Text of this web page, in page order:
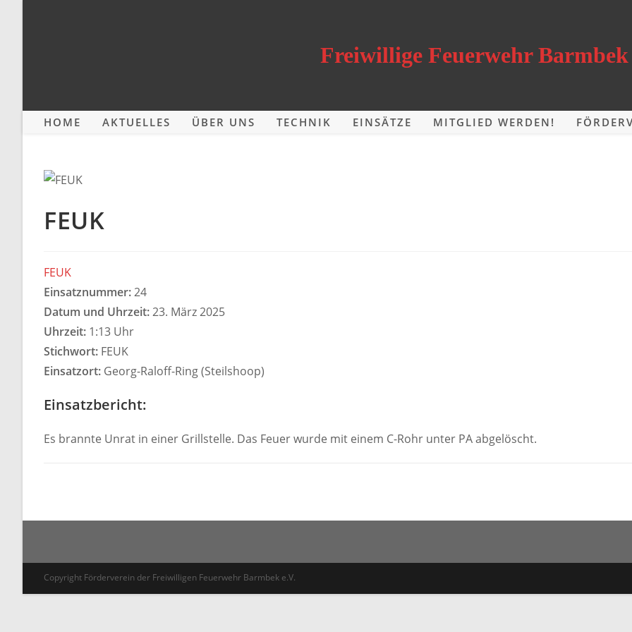
Freiwillige Feuerwehr Barmbek
HOME AKTUELLES ÜBER UNS TECHNIK EINSÄTZE MITGLIED WERDEN!
FEUK
FEUK
Einsatznummer:24
Datum und Uhrzeit:23. März 2025
Uhrzeit: 1:13 Uhr
Stichwort: FEUK
Einsatzort: Georg-Raloff-Ring (Steilshoop)
Einsatzbericht:
Es brannte Unrat in einer Grillstelle. Das Feuer wurde mit einem C-Rohr unter PA abgelöscht.
Copyright Förderverein der Freiwilligen Feuerwehr Barmbek e.V.